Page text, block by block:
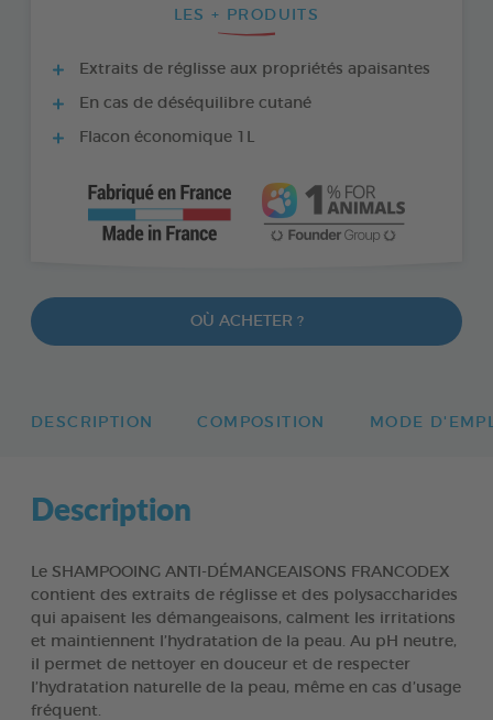
LES + PRODUITS
Extraits de réglisse aux propriétés apaisantes
En cas de déséquilibre cutané
Flacon économique 1L
OÙ ACHETER ?
DESCRIPTION COMPOSITION MODE
Description
Le SHAMPOOING ANTI-DÉMANGEAISONS FRANCODEX
contient des extraits de réglisse et des polysaccharides
qui apaisent les démangeaisons, calment les irritations
et maintiennent l’hydratation de la peau. Au pH neutre,
il permet de nettoyer en douceur et de respecter
l’hydratation naturelle de la peau, même en cas d’usage
fréquent.